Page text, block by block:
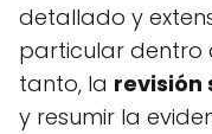
detallado y
particular dentro
tanto, la revisión
y resumir la